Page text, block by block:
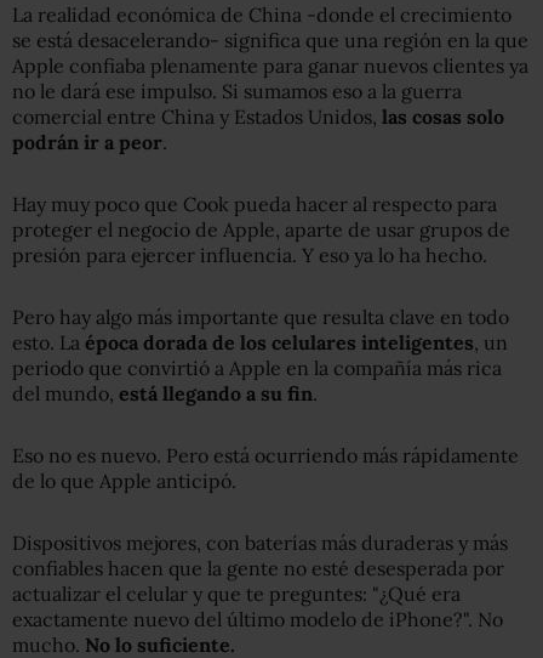
La realidad económica de China -donde el crecimiento
se está desacelerando- significa que una región en la que
Apple confiaba plenamente para ganar nuevos clientes ya
no le dará ese impulso. Si sumamos eso a la guerra
comercial entre China y Estados Unidos, las cosas solo
podrán ir a peor.
Hay muy poco que Cook pueda hacer al respecto para
proteger el negocio de Apple, aparte de usar grupos de
presión para ejercer influencia. Y eso ya lo ha hecho.
Pero hay algo más importante que resulta clave en todo
esto. La época dorada de los celulares inteligentes , un
periodo que convirtió a Apple en la compañía más rica
del mundo, está llegando a su fin.
Eso no es nuevo. Pero está ocurriendo más rápidamente
de lo que Apple anticipó.
Dispositivos mejores, con baterías más duraderas y más
confiables hacen que la gente no esté desesperada por
actualizar el celular y que te preguntes: "¿Qué era
exactamente nuevo del último modelo de iPhone?". No
mucho. No lo suficiente.